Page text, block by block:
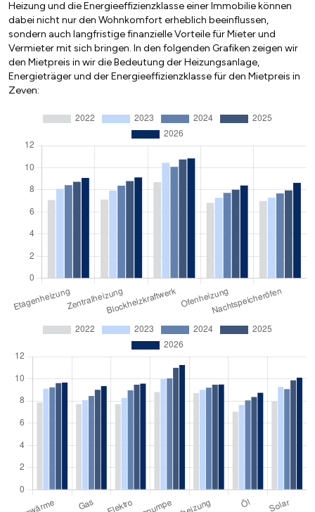
Heizung und die Energieeffizienzklasse einer Immobilie können
dabei nicht nur den Wohnkomfort erheblich beeinflussen,
sondern auch langfristige finanzielle Vorteile für Mieter und
Vermieter mit sich bringen. In den folgenden Grafiken zeigen wir
den Mietpreis in wir die Bedeutung der Heizungsanlage,
Energieträger und der Energieeffizienzklasse für den Mietpreis in
Zeven: